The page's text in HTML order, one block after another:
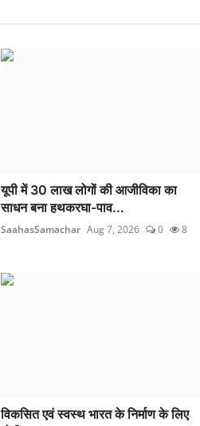
यूपी में 30 लाख लोगों की आजीविका का
साधन बना हथकरघा-पाव...
SaahasSamachar Aug 7, 2026 0 8
विकसित एवं स्वस्थ भारत के निर्माण के लिए